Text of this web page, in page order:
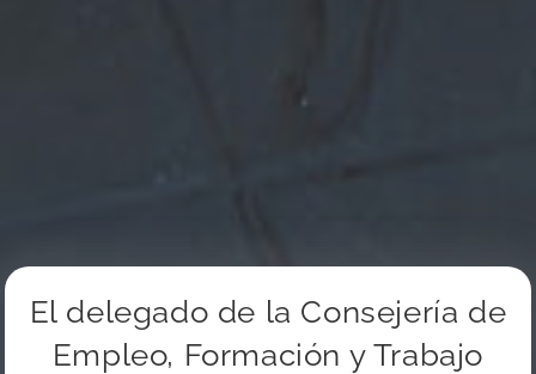
El delegado de la Consejería de
Empleo, Formación y Trabajo